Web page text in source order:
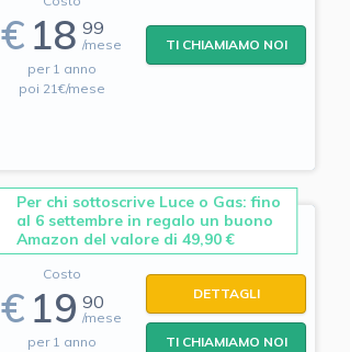
€ 18 99
/mese
per 1 anno
poi 21€/mese
TI CHIAMIAMO NOI
Per chi sottoscrive Luce o Gas: fino
al 6 settembre in regalo un buono
Amazon del valore di 49,90 €
Costo
€ 19 90
/mese
per 1 anno
DETTAGLI
TI CHIAMIAMO NOI